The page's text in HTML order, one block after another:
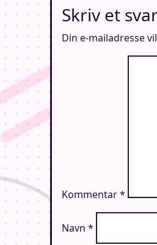
Skriv et svar
Din e-mailadresse
Kommentar*
Navn *